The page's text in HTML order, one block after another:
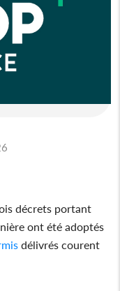
décrets portant
ont été adoptés
délivrés courent